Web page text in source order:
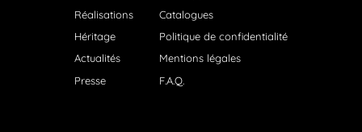
Réalisations
Héritage
Actualités
Presse
Catalogues
Politique de confidentialité
Mentions légales
F.A.Q.